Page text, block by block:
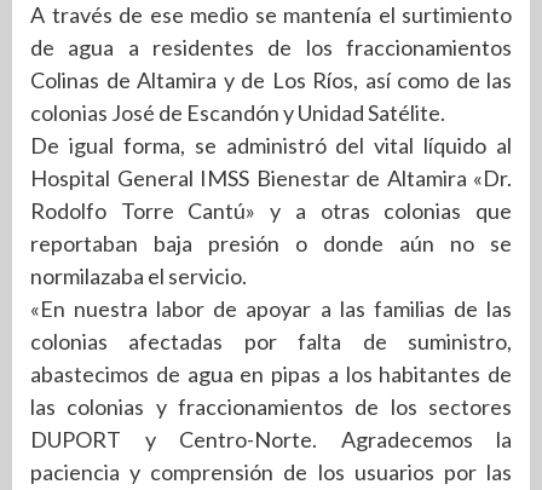
A través de ese medio se mantenía el surtimiento
de agua a residentes de los fraccionamientos
Colinas de Altamira y de Los Ríos, así como de las
colonias José de Escandón y Unidad Satélite.
De igual forma, se administró del vital líquido al
Hospital General IMSS Bienestar de Altamira «Dr.
Rodolfo Torre Cantú» y a otras colonias que
reportaban baja presión o donde aún no se
normilazaba el servicio.
«En nuestra labor de apoyar a las familias de las
colonias afectadas por falta de suministro,
abastecimos de agua en pipas a los habitantes de
las colonias y fraccionamientos de los sectores
DUPORT y Centro-Norte. Agradecemos la
paciencia y comprensión de los usuarios por las